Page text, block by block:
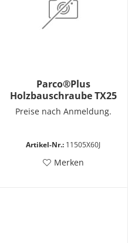
Parco®Plus
Holzbauschraube TX25
5,0x60
Preise nach Anmeldung.
Artikel-Nr.: 11505X60J
Merken